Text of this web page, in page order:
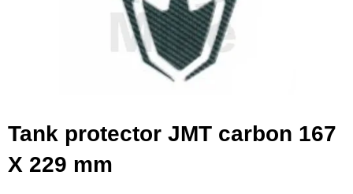
Tank protector JMT carbon 167
X 229 mm